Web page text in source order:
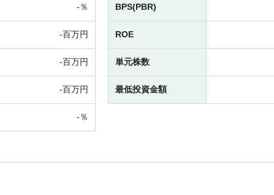
-％
-百万円
-百万円
-百万円
-％
BPS(PBR)
ROE
単元株数
最低投資金額